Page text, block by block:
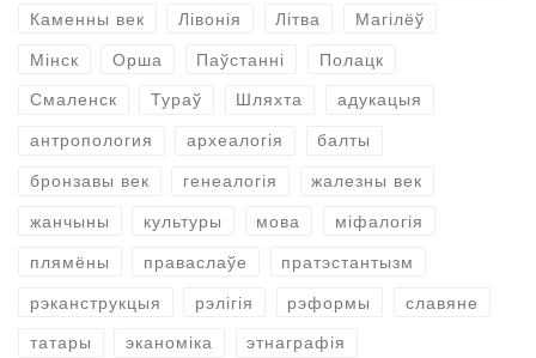
Каменны век Лівонія Літва Магілёў
Мінск Орша Паўстанні Полацк
Смаленск Тураў Шляхта адукацыя
антропология археалогія балты
бронзавы век генеалогія жалезны век
жанчыны культуры мова міфалогія
плямёны праваслаўе пратэстантызм
рэканструкцыя рэлігія рэформы славяне
татары эканоміка этнаграфія